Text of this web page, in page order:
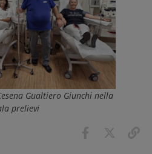
Gualtiero Giunchi nella
prelievi